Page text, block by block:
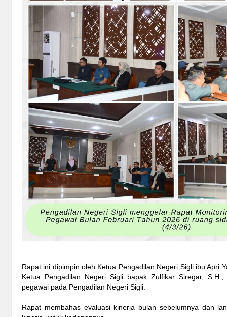
Rapat ini dipimpin oleh Ketua Pengadilan Negeri Sigli ibu Apri
Ketua Pengadilan Negeri Sigli bapak Zulfikar Siregar,
pegawai pada Pengadilan Negeri Sigli.
Rapat membahas evaluasi kinerja bulan sebelumnya dan